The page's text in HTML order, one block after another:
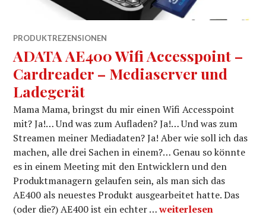
PRODUKTREZENSIONEN
ADATA AE400 Wifi Accesspoint –
Cardreader – Mediaserver und
Ladegerät
Mama Mama, bringst du mir einen Wifi Accesspoint
mit? Ja!… Und was zum Aufladen? Ja!… Und was zum
Streamen meiner Mediadaten? Ja! Aber wie soll ich das
machen, alle drei Sachen in einem?… Genau so könnte
es in einem Meeting mit den Entwicklern und den
Produktmanagern gelaufen sein, als man sich das
AE400 als neuestes Produkt ausgearbeitet hatte. Das
(oder die?) AE400 ist ein echter …ADATA AE400 Wifi
weiterlesen